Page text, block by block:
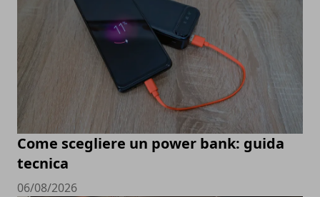
Come scegliere un power bank: guida
tecnica
06/08/2026